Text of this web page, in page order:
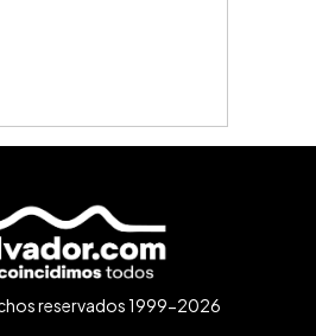
reservados 1999-2026